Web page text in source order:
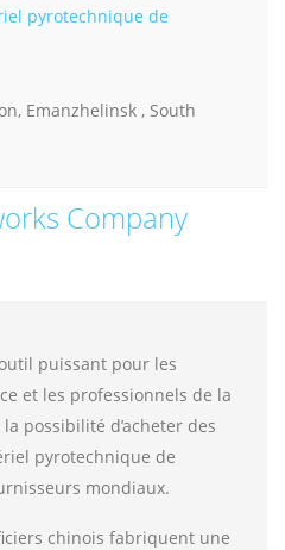
pyrotechnique de
Emanzhelinsk , South
Company
puissant pour les
et les professionnels de la
possibilité d’acheter des
pyrotechnique de
mondiaux.
chinois fabriquent une